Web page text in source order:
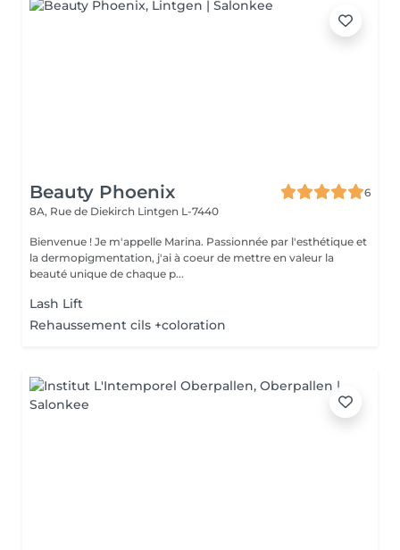
Beauty Phoenix
6
8A, Rue de Diekirch Lintgen L-7440
Bienvenue ! Je m'appelle Marina. Passionnée par l'esthétique et
la dermopigmentation, j'ai à coeur de mettre en valeur la
beauté unique de chaque p...
Lash Lift
Rehaussement cils +coloration